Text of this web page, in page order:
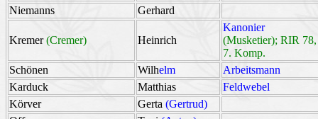
Niemanns
Gerhard
Kremer(Cremer) Heinrich
Kanonier
(Musketier); RIR 78,
7. Komp.
Schönen
Wilhelm
Arbeitsmann
Karduck
Matthias
Feldwebel
Körver
Gerta (Gertrud)